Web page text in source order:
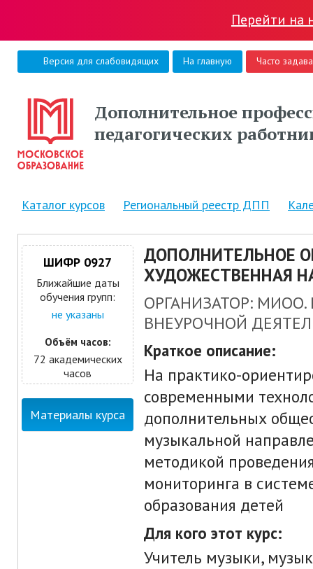
Перейти на
Версия для слабовидящих На главную Часто
Дополнительное
педагогических
Каталог курсов Региональный реестр ДПП
ШИФР 0927
Ближайшие даты
обучения групп:
не указаны
Объём часов:
72 академических
часов
Материалы курса
ДОПОЛНИТЕЛЬНОЕ
ХУДОЖЕСТВЕННАЯ
ОРГАНИЗАТОР:
ВНЕУРОЧНОЙ
Краткое описание:
На практико-
современными
дополнительных
музыкальной
методикой
мониторинга в
образования детей
Для кого этот курс:
Учитель музыки,